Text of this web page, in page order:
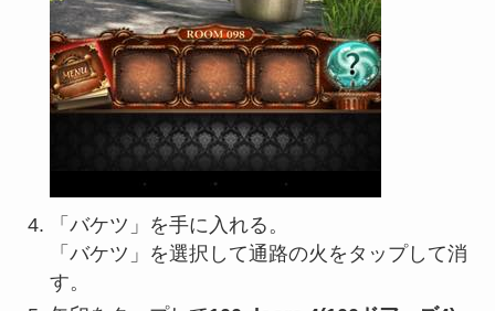
「バケツ」を手に入れる。
「バケツ」を選択して通路の火をタップして消
す。